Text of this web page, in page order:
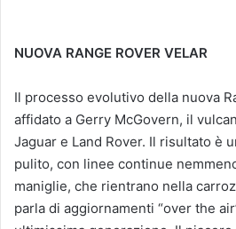
NUOVA RANGE ROVER VELAR
Il processo evolutivo della nuova
affidato a Gerry McGovern, il
Jaguar e Land Rover. Il risultato è
pulito, con linee continue
maniglie, che rientrano nella
parla di aggiornamenti “over the